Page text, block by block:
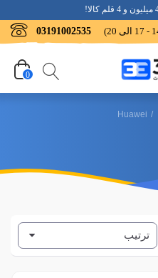
03191002535
0
/
ترتیب